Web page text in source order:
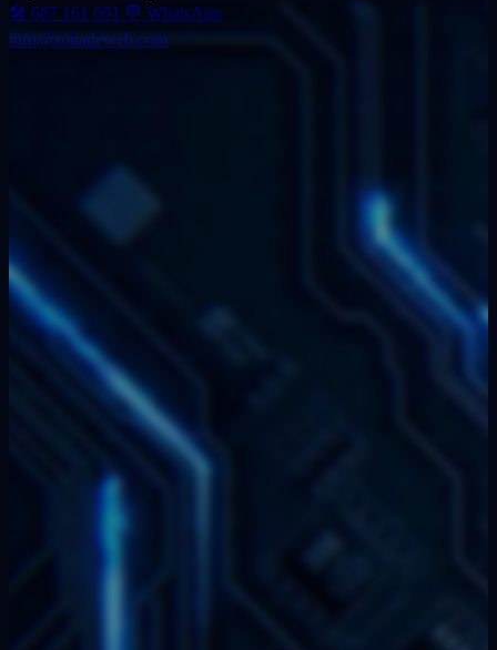
🛠️ 687 161 691 💬 WhatsApp
info@zonadeweb.com